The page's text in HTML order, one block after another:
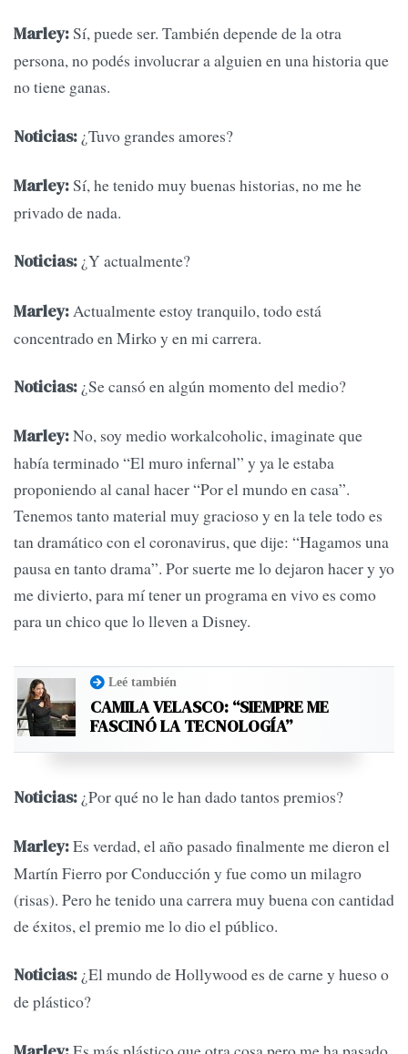
Marley:Sí, puede ser. También depende de la otra
persona, no podés involucrar a alguien en una historia que
no tiene ganas.
Noticias: ¿Tuvo grandes amores?
Marley:Sí, he tenido muy buenas historias, no me he
privado de nada.
Noticias: ¿Y actualmente?
Marley: Actualmente estoy tranquilo, todo está
concentrado en Mirko y en mi carrera.
Noticias: ¿Se cansó en algún momento del medio?
Marley:No, soy medio workalcoholic, imaginate que
había terminado “El muro infernal” y ya le estaba
proponiendo al canal hacer “Por el mundo en casa”.
Tenemos tanto material muy gracioso y en la tele todo es
tan dramático con el coronavirus, que dije: “Hagamos una
pausa en tanto drama”. Por suerte me lo dejaron hacer y yo
me divierto, para mí tener un programa en vivo es como
para un chico que lo lleven a Disney.
Leé también
CAMILA VELASCO: “SIEMPRE ME
FASCINÓ LA TECNOLOGÍA”
Noticias: ¿Por qué no le han dado tantos premios?
Marley:Es verdad, el año pasado finalmente me dieron el
Martín Fierro por Conducción y fue como un milagro
(risas). Pero he tenido una carrera muy buena con cantidad
de éxitos, el premio me lo dio el público.
Noticias: ¿El mundo de Hollywood es de carne y hueso o
de plástico?